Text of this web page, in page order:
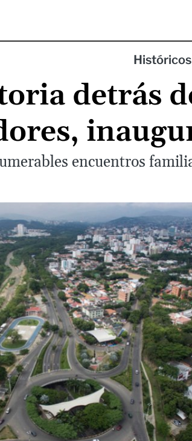
Históricos
detrás
encuentros